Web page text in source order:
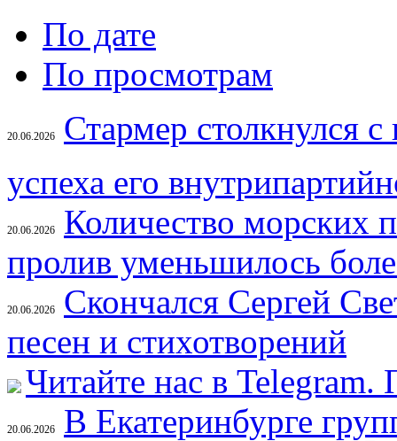
По дате
По просмотрам
20.06.2026
Стармер столкнулся
успеха его
20.06.2026
Количество морских
пролив уменьшилось
20.06.2026
Скончался Сергей
песен и стихотворений
Читайте нас в
20.06.2026
В Екатеринбурге